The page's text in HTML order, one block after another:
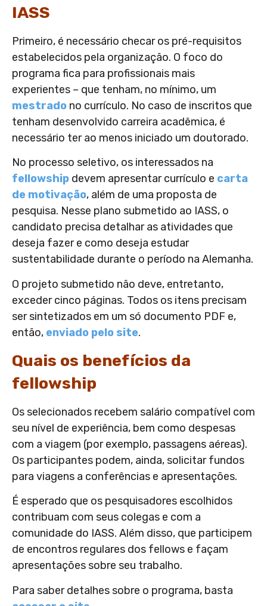
IASS
Primeiro, é necessário checar os pré-requisitos
estabelecidos pela organização. O foco do
programa fica para profissionais mais
experientes – que tenham, no mínimo, um
mestrado no currículo. No caso de inscritos que
tenham desenvolvido carreira acadêmica, é
necessário ter ao menos iniciado um doutorado.
No processo seletivo, os interessados na
fellowship devem apresentar currículo e carta
de motivação, além de uma proposta de
pesquisa. Nesse plano submetido ao IASS, o
candidato precisa detalhar as atividades que
deseja fazer e como deseja estudar
sustentabilidade durante o período na Alemanha.
O projeto submetido não deve, entretanto,
exceder cinco páginas. Todos os itens precisam
ser sintetizados em um só documento PDF e,
então, enviado pelo site.
Quais os benefícios da
fellowship
Os selecionados recebem salário compatível com
seu nível de experiência, bem como despesas
com a viagem (por exemplo, passagens aéreas).
Os participantes podem, ainda, solicitar fundos
para viagens a conferências e apresentações.
É esperado que os pesquisadores escolhidos
contribuam com seus colegas e com a
comunidade do IASS. Além disso, que participem
de encontros regulares dos fellows e façam
apresentações sobre seu trabalho.
Para saber detalhes sobre o programa, basta